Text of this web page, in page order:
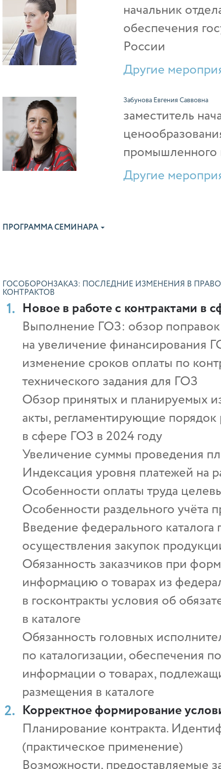
начальник
обеспечения
России
Другие
Забунова Евгения Саввовна
заместитель
промышленного
Другие
ПРОГРАММА СЕМИНАРА
ГОСОБОРОНЗАКАЗ: ПОСЛЕДНИЕ ИЗМЕНЕНИЯ В
КОНТРАКТОВ
Новое в работе с контрактами в
Выполнение ГОЗ: обзор
на увеличение финансирования
изменение сроков оплаты по
технического задания для ГОЗ
Обзор принятых и планируемых
акты, регламентирующие
в сфере ГОЗ в 2024 году
Увеличение суммы проведения
Индексация уровня платежей на
Особенности оплаты труда
Особенности раздельного учёта
Введение федерального
осуществления закупок
Обязанность заказчиков при
информацию о товарах из
в госконтракты условия об
в каталоге
Обязанность головных
по каталогизации, обеспечения
информации о товарах,
размещения в каталоге
Корректное формирование
Планирование контракта.
(практическое применение)